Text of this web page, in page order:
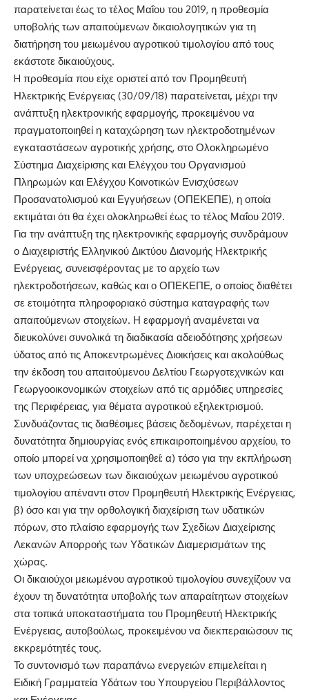
παρατείνεται έως το τέλος Μαΐου του 2019, η προθεσμία
υποβολής των απαιτούμενων δικαιολογητικών για τη
διατήρηση του μειωμένου αγροτικού τιμολογίου από τους
εκάστοτε δικαιούχους.
H προθεσμία που είχε οριστεί από τον Προμηθευτή
Ηλεκτρικής Ενέργειας (30/09/18) παρατείνεται, μέχρι την
ανάπτυξη ηλεκτρονικής εφαρμογής, προκειμένου να
πραγματοποιηθεί η καταχώρηση των ηλεκτροδοτημένων
εγκαταστάσεων αγροτικής χρήσης, στο Ολοκληρωμένο
Σύστημα Διαχείρισης και Ελέγχου του Οργανισμού
Πληρωμών και Ελέγχου Κοινοτικών Ενισχύσεων
Προσανατολισμού και Εγγυήσεων (ΟΠΕΚΕΠΕ), η οποία
εκτιμάται ότι θα έχει ολοκληρωθεί έως το τέλος Μαΐου 2019.
Για την ανάπτυξη της ηλεκτρονικής εφαρμογής συνδράμουν
ο Διαχειριστής Ελληνικού Δικτύου Διανομής Ηλεκτρικής
Ενέργειας, συνεισφέροντας με το αρχείο των
ηλεκτροδοτήσεων, καθώς και ο ΟΠΕΚΕΠΕ, ο οποίος διαθέτει
σε ετοιμότητα πληροφοριακό σύστημα καταγραφής των
απαιτούμενων στοιχείων. Η εφαρμογή αναμένεται να
διευκολύνει συνολικά τη διαδικασία αδειοδότησης χρήσεων
ύδατος από τις Αποκεντρωμένες Διοικήσεις και ακολούθως
την έκδοση του απαιτούμενου Δελτίου Γεωργοτεχνικών και
Γεωργοοικονομικών στοιχείων από τις αρμόδιες υπηρεσίες
της Περιφέρειας, για θέματα αγροτικού εξηλεκτρισμού.
Συνδυάζοντας τις διαθέσιμες βάσεις δεδομένων, παρέχεται η
δυνατότητα δημιουργίας ενός επικαιροποιημένου αρχείου, το
οποίο μπορεί να χρησιμοποιηθεί: α) τόσο για την εκπλήρωση
των υποχρεώσεων των δικαιούχων μειωμένου αγροτικού
τιμολογίου απέναντι στον Προμηθευτή Ηλεκτρικής Ενέργειας,
β) όσο και για την ορθολογική διαχείριση των υδατικών
πόρων, στο πλαίσιο εφαρμογής των Σχεδίων Διαχείρισης
Λεκανών Απορροής των Υδατικών Διαμερισμάτων της
χώρας.
Οι δικαιούχοι μειωμένου αγροτικού τιμολογίου συνεχίζουν να
έχουν τη δυνατότητα υποβολής των απαραίτητων στοιχείων
στα τοπικά υποκαταστήματα του Προμηθευτή Ηλεκτρικής
Ενέργειας, αυτοβούλως, προκειμένου να διεκπεραιώσουν τις
εκκρεμότητές τους.
Το συντονισμό των παραπάνω ενεργειών επιμελείται η
Ειδική Γραμματεία Υδάτων του Υπουργείου Περιβάλλοντος